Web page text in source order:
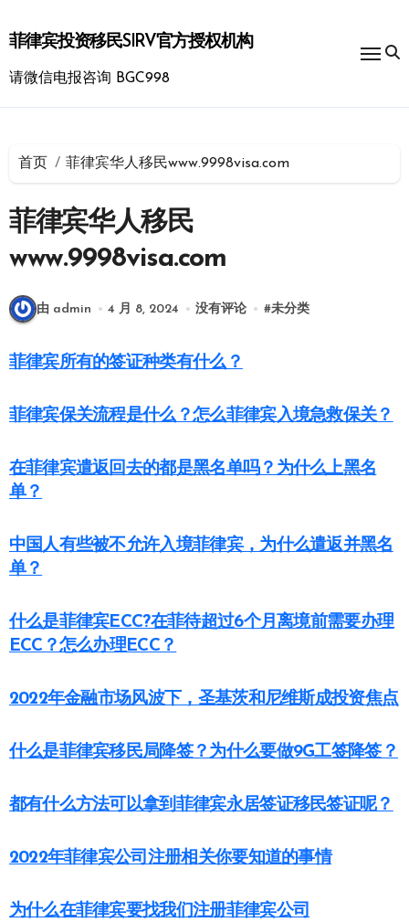
到
内
菲律宾投资移民SIRV官方授权机构
请微信电报咨询 BGC998
首页 菲律宾华人移民www.9998visa.com
菲律宾华人移民
www.9998visa.com
由 admin 4 月 8, 2024 没有评论 #未分类
菲律宾所有的签证种类有什么？
菲律宾保关流程是什么？怎么菲律宾入境急救保关？
在菲律宾遣返回去的都是黑名单吗？为什么上黑名
单？
中国人有些被不允许入境菲律宾，为什么遣返并黑名
单？
什么是菲律宾ECC?在菲待超过6个月离境前需要办理
ECC？怎么办理ECC？
2022年金融市场风波下，圣基茨和尼维斯成投资焦点
什么是菲律宾移民局降签？为什么要做9G工签降签？
都有什么方法可以拿到菲律宾永居签证移民签证呢？
2022年菲律宾公司注册相关你要知道的事情
为什么在菲律宾要找我们注册菲律宾公司